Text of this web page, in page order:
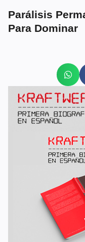
Parálisis
Para Dominar